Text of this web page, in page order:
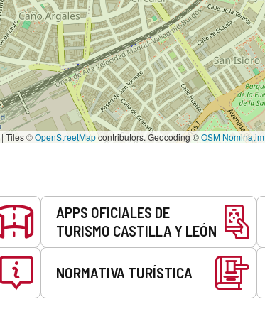
| Tiles ©OpenStreetMapcontributors. Geocoding ©OSM Nominatim
APPS OFICIALES DE
TURISMO CASTILLA Y LEÓN
NORMATIVA TURÍSTICA